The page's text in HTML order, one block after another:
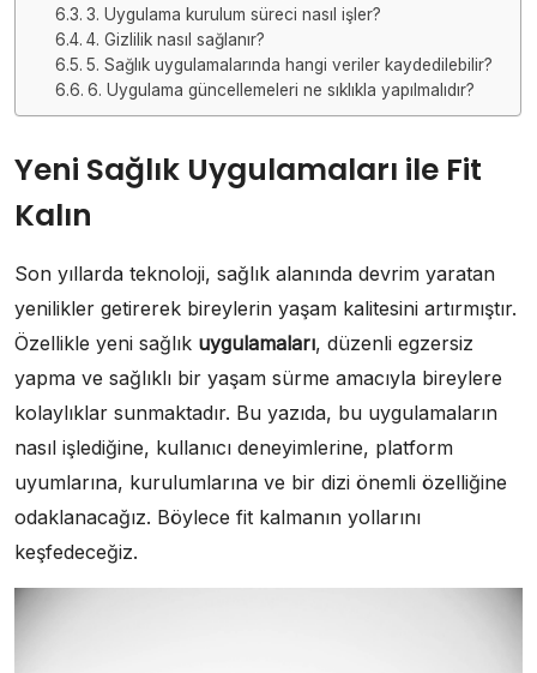
3. Uygulama kurulum süreci nasıl işler?
4. Gizlilik nasıl sağlanır?
5. Sağlık uygulamalarında hangi veriler kaydedilebilir?
6. Uygulama güncellemeleri ne sıklıkla yapılmalıdır?
Yeni Sağlık Uygulamaları ile Fit
Kalın
Son yıllarda teknoloji, sağlık alanında devrim yaratan
yenilikler getirerek bireylerin yaşam kalitesini artırmıştır.
Özellikle yeni sağlık uygulamaları, düzenli egzersiz
yapma ve sağlıklı bir yaşam sürme amacıyla bireylere
kolaylıklar sunmaktadır. Bu yazıda, bu uygulamaların
nasıl işlediğine, kullanıcı deneyimlerine, platform
uyumlarına, kurulumlarına ve bir dizi önemli özelliğine
odaklanacağız. Böylece fit kalmanın yollarını
keşfedeceğiz.